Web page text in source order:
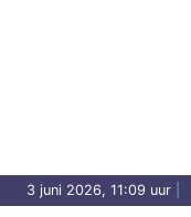
3 juni 2026, 11:09 uur